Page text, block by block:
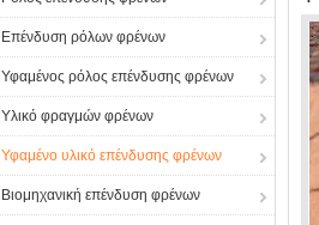
Επένδυση ρόλων φρένων
Υφαμένος ρόλος επένδυσης φρένων
Υλικό φραγμών φρένων
Υφαμένο υλικό επένδυσης φρένων
Βιομηχανική επένδυση φρένων